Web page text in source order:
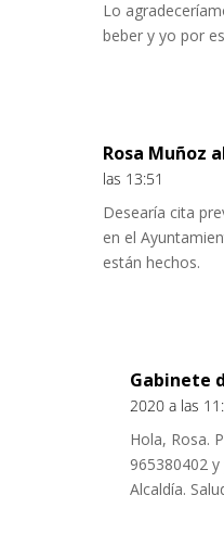
Lo
beber y yo por
Rosa Muñoz
las 13:51
Desearía cita
en el
están hechos.
Gabinete
2020 a las
Hola, Rosa.
965380402
Alcaldía.